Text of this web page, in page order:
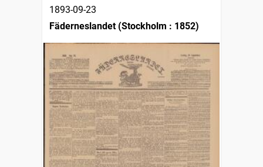
1893-09-23
Fäderneslandet (Stockholm : 1852)